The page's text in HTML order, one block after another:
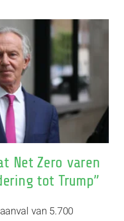
Net Zero varen
tot Trump”
van 5.700